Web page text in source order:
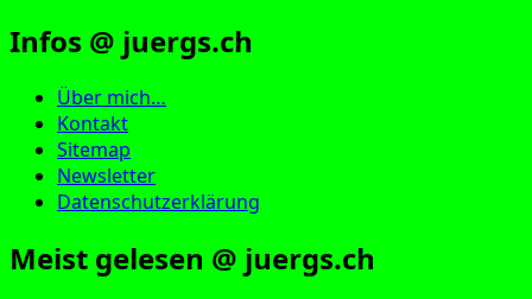
Infos @ juergs.ch
Über mich…
Kontakt
Sitemap
Newsletter
Datenschutzerklärung
Meist gelesen @ juergs.ch